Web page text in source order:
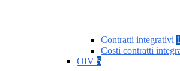
Contratti integrativi
Costi contratti
OIV 5